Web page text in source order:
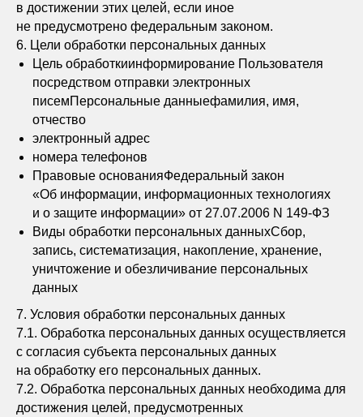
в достижении этих целей, если иное
не предусмотрено федеральным законом.
6. Цели обработки персональных данных
Цель обработкиинформирование Пользователя
посредством отправки электронных
писемПерсональные данныефамилия, имя,
отчество
электронный адрес
номера телефонов
Правовые основанияФедеральный закон
«Об информации, информационных технологиях
и о защите информации» от 27.07.2006 N 149-ФЗ
Виды обработки персональных данныхСбор,
запись, систематизация, накопление, хранение,
уничтожение и обезличивание персональных
данных
7. Условия обработки персональных данных
7.1. Обработка персональных данных осуществляется
с согласия субъекта персональных данных
на обработку его персональных данных.
7.2. Обработка персональных данных необходима для
достижения целей, предусмотренных